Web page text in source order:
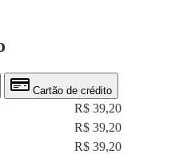
Cartão de crédito
R$ 39,20
R$ 39,20
R$ 39,20